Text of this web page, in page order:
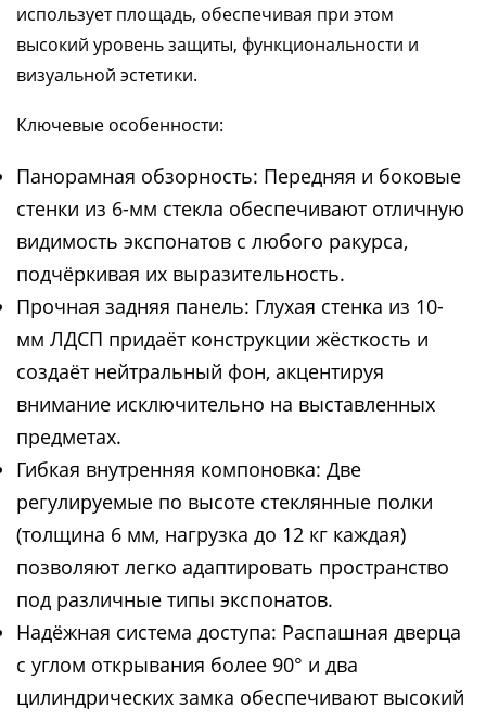
использует площадь, обеспечивая при этом
высокий уровень защиты, функциональности и
визуальной эстетики.
Ключевые особенности:
Панорамная обзорность: Передняя и боковые
стенки из 6-мм стекла обеспечивают отличную
видимость экспонатов с любого ракурса,
подчёркивая их выразительность.
Прочная задняя панель: Глухая стенка из 10-
мм ЛДСП придаёт конструкции жёсткость и
создаёт нейтральный фон, акцентируя
внимание исключительно на выставленных
предметах.
Гибкая внутренняя компоновка: Две
регулируемые по высоте стеклянные полки
(толщина 6 мм, нагрузка до 12 кг каждая)
позволяют легко адаптировать пространство
под различные типы экспонатов.
Надёжная система доступа: Распашная дверца
с углом открывания более 90° и два
цилиндрических замка обеспечивают высокий